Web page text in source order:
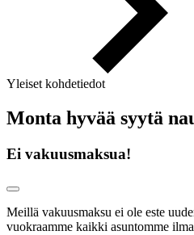
Yleiset kohdetiedot
Monta hyvää syytä
Ei vakuusmaksua!
Meillä vakuusmaksu ei ole este
vuokraamme kaikki asuntomme